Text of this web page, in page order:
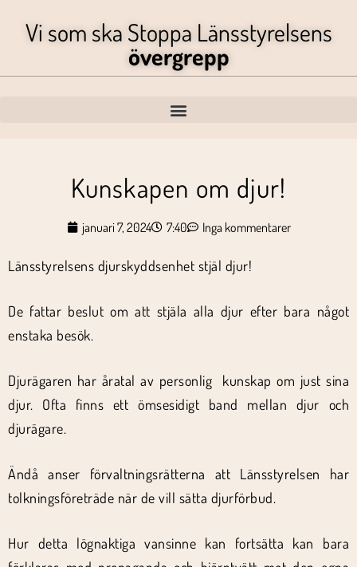
Vi som ska Stoppa Länsstyrelsens
övergrepp
Kunskapen om djur!
januari 7, 2024 7:40 Inga kommentarer
Länsstyrelsens djurskyddsenhet stjäl djur!
De fattar beslut om att stjäla alla djur efter bara något
enstaka besök.
Djurägaren har åratal av personlig kunskap om just sina
djur. Ofta finns ett ömsesidigt band mellan djur och
djurägare.
Ändå anser förvaltningsrätterna att Länsstyrelsen har
tolkningsföreträde när de vill sätta djurförbud.
Hur detta lögnaktiga vansinne kan fortsätta kan bara